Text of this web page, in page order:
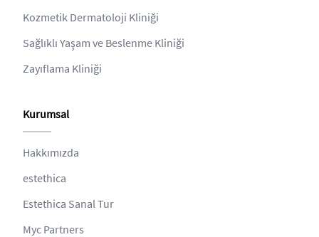
Kozmetik Dermatoloji Kliniği
Sağlıklı Yaşam ve Beslenme Kliniği
Zayıflama Kliniği
Kurumsal
Hakkımızda
estethica
Estethica Sanal Tur
Myc Partners